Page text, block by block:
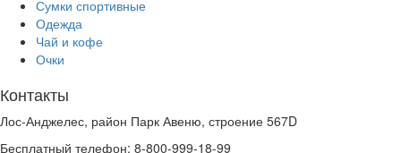
Сумки спортивные
Одежда
Чай и кофе
Очки
Контакты
Лос-Анджелес, район Парк Авеню, строение 567D
Бесплатный телефон: 8-800-999-18-99